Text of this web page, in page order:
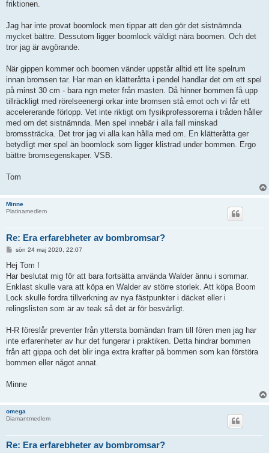
friktionen.
Jag har inte provat boomlock men tippar att den gör det sistnämnda
mycket bättre. Dessutom ligger boomlock väldigt nära boomen. Och det
tror jag är avgörande.
När gippen kommer och boomen vänder uppstår alltid ett lite spelrum
innan bromsen tar. Har man en klätteråtta i pendel handlar det om ett spel
på minst 30 cm - bara ngn meter från masten. Då hinner bommen få upp
tillräckligt med rörelseenergi orkar inte bromsen stå emot och vi får ett
accelererande förlopp. Vet inte riktigt om fysikprofessorerna i tråden håller
med om det sistnämnda. Men spel innebär i alla fall minskad
bromssträcka. Det tror jag vi alla kan hålla med om. En klätteråtta ger
betydligt mer spel än boomlock som ligger klistrad under bommen. Ergo
bättre bromsegenskaper. VSB.
Tom
Minne
Platinamedlem
Re: Era erfarebheter av bombromsar?
l
ä
g
g
sön 24 maj 2020, 22:07
Hej Tom !
Har beslutat mig för att bara fortsätta använda Walder ännu i sommar.
Enklast skulle vara att köpa en Walder av större storlek. Att köpa Boom
Lock skulle fordra tillverkning av nya fästpunkter i däcket eller i
relingslisten som är av teak så det är för besvärligt.
H-R föreslår preventer från yttersta bomändan fram till fören men jag har
inte erfarenheter av hur det fungerar i praktiken. Detta hindrar bommen
från att gippa och det blir inga extra krafter på bommen som kan förstöra
bommen eller något annat.
Minne
omega
Diamantmedlem
Re: Era erfarebheter av bombromsar?